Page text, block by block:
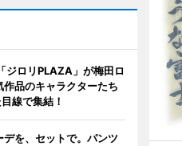
ジロリPLAZA」が梅田ロ
作品のキャラクターたち
線で集結！
デを、セットで。パンツ